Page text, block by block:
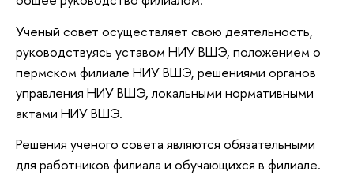
Ученый совет осуществляет свою деятельность,
руководствуясь уставом НИУ ВШЭ, положением о
пермском филиале НИУ ВШЭ, решениями органов
управления НИУ ВШЭ, локальными нормативными
актами НИУ ВШЭ.
Решения ученого совета являются обязательными
для работников филиала и обучающихся в филиале.